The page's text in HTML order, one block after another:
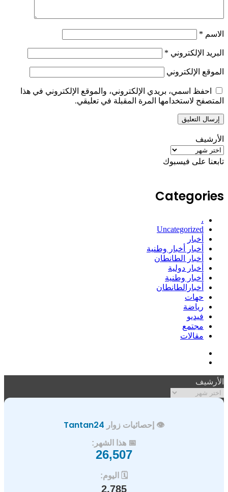
الاسم *
البريد الإلكتروني *
الموقع الإلكتروني
احفظ اسمي، بريدي الإلكتروني، والموقع الإلكتروني في هذا
المتصفح لاستخدامها المرة المقبلة في تعليقي.
الأرشيف
الأرشيف
تابعنا على فيسبوك
Categories
،
Uncategorized
أخبار
أخبار أخبار وطنية
أخبار الطانطان
أخبار دولية
أخبار وطنية
أخبارالطانطان
حهات
رياضة
فيديو
مجتمع
مقالات
RSS
الأرشيف
الأرشيف
👁️ إحصائيات زوار Tantan24
📅 هذا الشهر:
26,507
🗓️ اليوم:
2,785